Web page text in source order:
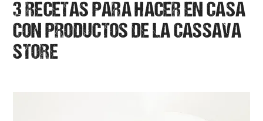
3 RECETAS PARA HACER EN CASA
CON PRODUCTOS DE LA CASSAVA
STORE